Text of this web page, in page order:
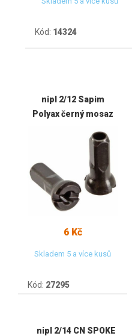
Kód: 14324
nipl 2/12 Sapim
Polyax černý mosaz
6 Kč
Skladem 5 a více kusů
Kód: 27295
nipl 2/14 CN SPOKE